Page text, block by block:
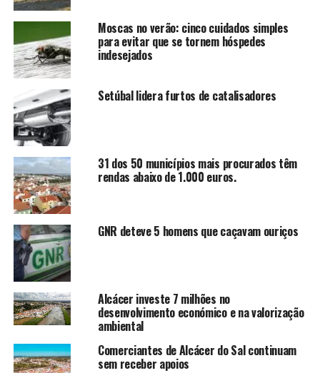
Moscas no verão: cinco cuidados simples
para evitar que se tornem hóspedes
indesejados
Setúbal lidera furtos de catalisadores
31 dos 50 municípios mais procurados têm
rendas abaixo de 1.000 euros.
GNR deteve 5 homens que caçavam ouriços
Alcácer investe 7 milhões no
desenvolvimento económico e na valorização
ambiental
Comerciantes de Alcácer do Sal continuam
sem receber apoios